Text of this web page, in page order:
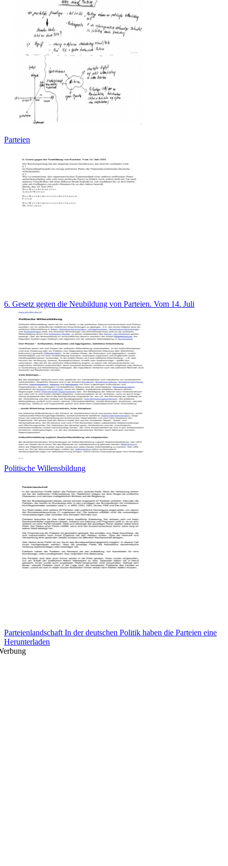
Parteien
6. Gesetz gegen die Neubildung von Parteien. Vom 14. Juli
Politische Willensbildung
Parteienlandschaft In der deutschen Politik haben die Parteien eine
Herunterladen